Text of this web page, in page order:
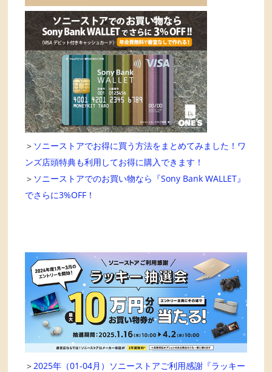
＞ ソニーストアでお得に買う方法をまとめてみました！ワ
ンズ店頭特典も利用してお得に購入できます！
＞ ソニーストアでのお買い物なら『Sony Bank WALLET』
でさらに3%OFF！
＞ 2025年（01-04月）ソニーストアご利用感謝『ラッキー